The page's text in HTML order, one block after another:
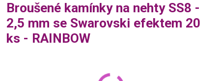
Broušené kamínky na nehty SS8 -
2,5 mm se Swarovski efektem 20
ks - RAINBOW